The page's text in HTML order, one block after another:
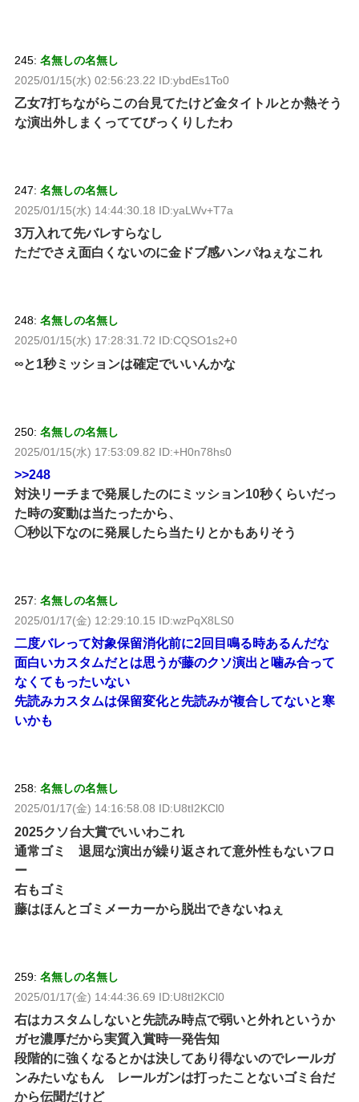
245: 名無しの名無し
2025/01/15(水) 02:56:23.22 ID:ybdEs1To0
乙女7打ちながらこの台見てたけど金タイトルとか熱そう
な演出外しまくっててびっくりしたわ
247: 名無しの名無し
2025/01/15(水) 14:44:30.18 ID:yaLWv+T7a
3万入れて先バレすらなし
ただでさえ面白くないのに金ドブ感ハンパねぇなこれ
248: 名無しの名無し
2025/01/15(水) 17:28:31.72 ID:CQSO1s2+0
∞と1秒ミッションは確定でいいんかな
250: 名無しの名無し
2025/01/15(水) 17:53:09.82 ID:+H0n78hs0
>>248
対決リーチまで発展したのにミッション10秒くらいだっ
た時の変動は当たったから、
◯秒以下なのに発展したら当たりとかもありそう
257: 名無しの名無し
2025/01/17(金) 12:29:10.15 ID:wzPqX8LS0
二度バレって対象保留消化前に2回目鳴る時あるんだな
面白いカスタムだとは思うが藤のクソ演出と噛み合って
なくてもったいない
先読みカスタムは保留変化と先読みが複合してないと寒
いかも
258: 名無しの名無し
2025/01/17(金) 14:16:58.08 ID:U8tI2KCl0
2025クソ台大賞でいいわこれ
通常ゴミ 退屈な演出が繰り返されて意外性もないフロ
ー
右もゴミ
藤はほんとゴミメーカーから脱出できないねぇ
259: 名無しの名無し
2025/01/17(金) 14:44:36.69 ID:U8tI2KCl0
右はカスタムしないと先読み時点で弱いと外れというか
ガセ濃厚だから実質入賞時一発告知
段階的に強くなるとかは決してあり得ないのでレールガ
ンみたいなもん レールガンは打ったことないゴミ台だ
から伝聞だけど